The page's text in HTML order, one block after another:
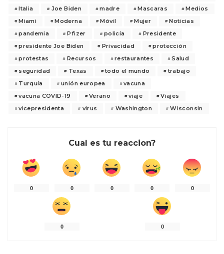
Italia
Joe Biden madre Mascaras
Medios
Miami
Moderna Móvil Mujer
Noticias
pandemia
Pfizer policía
Presidente
presidente Joe Biden
Privacidad
protección
protestas
Recursos restaurantes
Salud
seguridad
Texas todo el mundo
trabajo
Turquía
unión europea
vacuna
vacuna COVID-19
Verano viaje
Viajes
vicepresidenta
virus Washington Wisconsin
Cual es tu reaccion?
0 0 0 0 0
0 0